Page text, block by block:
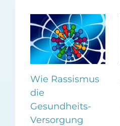
Wie Rassismus
die
Gesundheits-
Versorgung